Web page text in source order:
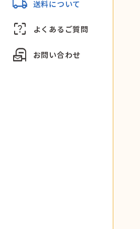
送料について
indeterminate_question_box よくあるご質問
local_post_office お問い合わせ